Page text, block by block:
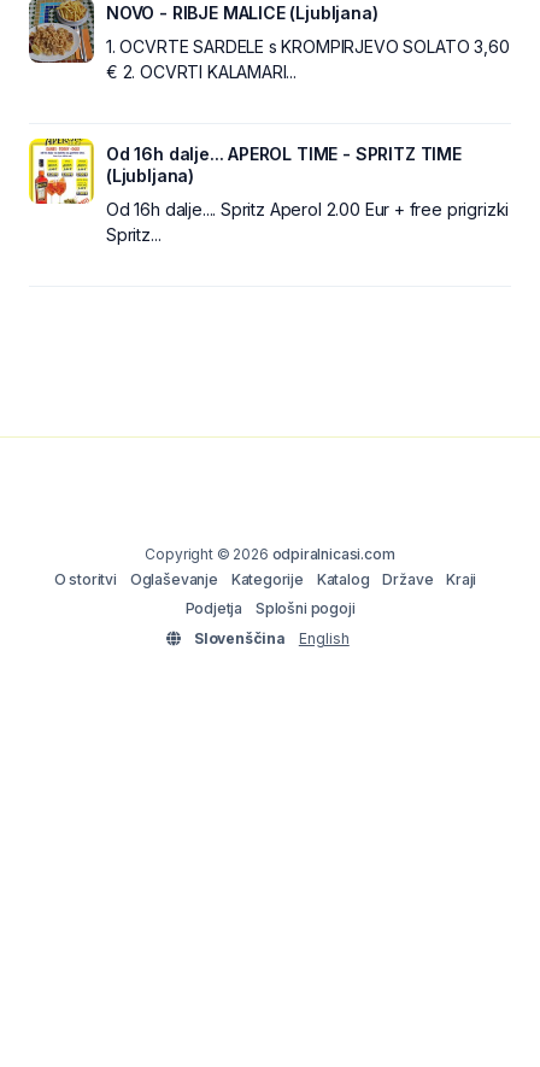
NOVO - RIBJE MALICE (Ljubljana)
1. OCVRTE SARDELE s KROMPIRJEVO SOLATO 3,60
€ 2. OCVRTI KALAMARI...
Od 16h dalje... APEROL TIME - SPRITZ TIME
(Ljubljana)
Od 16h dalje.... Spritz Aperol 2.00 Eur + free prigrizki
Spritz...
Copyright © 2026 odpiralnicasi.com
O storitvi
Oglaševanje Kategorije Katalog Države
Kraji
Podjetja
Splošni pogoji
Slovenščina
English